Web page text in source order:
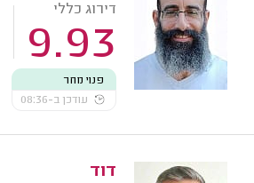
דירוג כללי
9.93
פנוי מחר
עודכן ב-08:36
דוד